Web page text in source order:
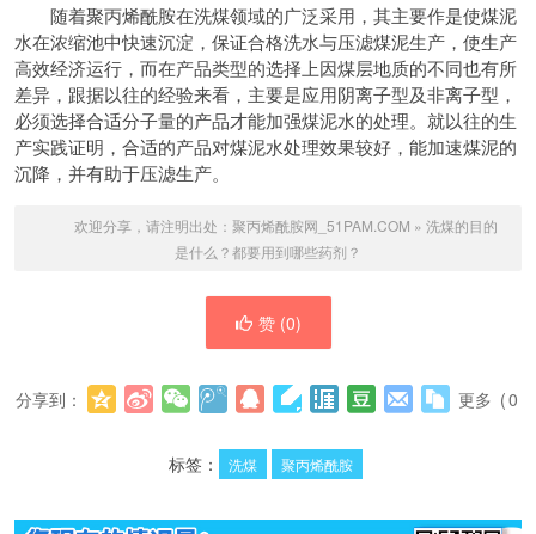
随着聚丙烯酰胺在洗煤领域的广泛采用，其主要作是使煤泥
水在浓缩池中快速沉淀，保证合格洗水与压滤煤泥生产，使生产
高效经济运行，而在产品类型的选择上因煤层地质的不同也有所
差异，跟据以往的经验来看，主要是应用阴离子型及非离子型，
必须选择合适分子量的产品才能加强煤泥水的处理。就以往的生
产实践证明，合适的产品对煤泥水处理效果较好，能加速煤泥的
沉降，并有助于压滤生产。
欢迎分享，请注明出处： 聚丙烯酰胺网_51PAM.COM » 洗煤的目的
是什么？都要用到哪些药剂？
赞 (0)
分享到： 更多 (0
标签：
洗煤 聚丙烯酰胺